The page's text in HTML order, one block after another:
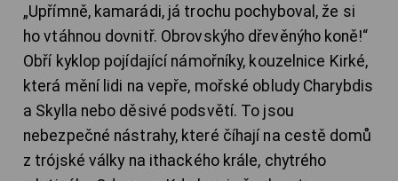
„Upřímně, kamarádi, já trochu pochyboval, že si
ho vtáhnou dovnitř. Obrovskýho dřevěnýho koně!“
Obří kyklop pojídající námořníky, kouzelnice Kirké,
která mění lidi na vepře, mořské obludy Charybdis
a Skylla nebo děsivé podsvětí. To jsou
nebezpečné nástrahy, které číhají na cestě domů
z trójské války na ithackého krále, chytrého